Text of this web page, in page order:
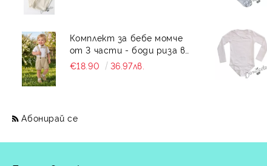
Комплект за бебе момче
от 3 части - боди риза в
бяло с къс ръкав , къси
панталони тип
€18.90 36.97лв.
Абонирай се